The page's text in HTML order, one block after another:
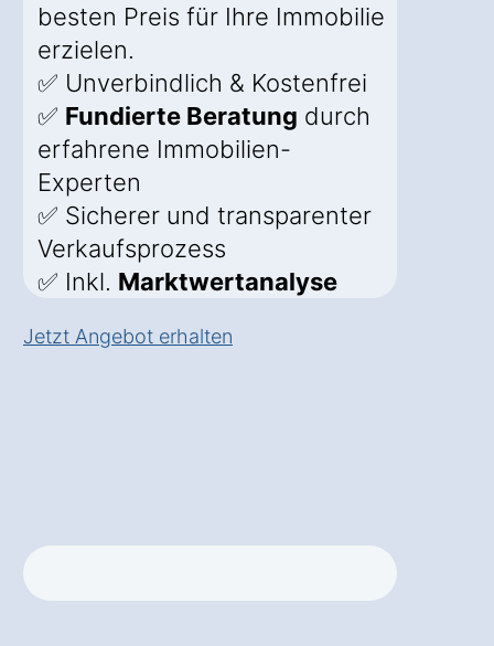
besten Preis für Ihre Immobilie
erzielen.
✅ Unverbindlich & Kostenfrei
✅ Fundierte Beratung durch
erfahrene Immobilien-
Experten
✅ Sicherer und transparenter
Verkaufsprozess
✅ Inkl. Marktwertanalyse
Jetzt Angebot erhalten